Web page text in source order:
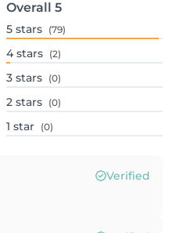
Overall 5
5 stars (79)
4 stars (2)
3 stars (0)
2 stars (0)
1 star (0)
Verified